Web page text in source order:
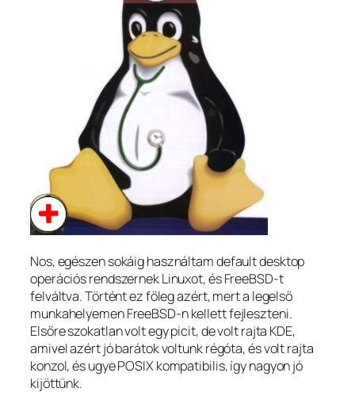
Nos, egészen sokáig használtam default desktop
operációs rendszernek Linuxot, és FreeBSD-t
felváltva. Történt ez főleg azért, mert a legelső
munkahelyemen FreeBSD-n kellett fejleszteni.
Elsőre szokatlan volt egy picit, de volt rajta KDE,
amivel azért jó barátok voltunk régóta, és volt rajta
konzol, és ugye POSIX kompatibilis, így nagyon jó
kijöttünk.